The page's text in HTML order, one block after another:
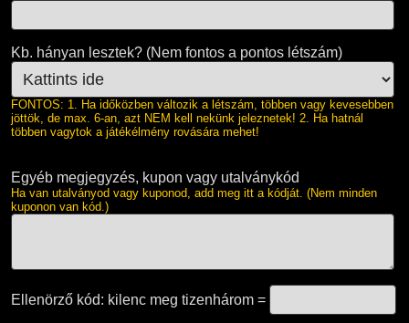
Kb. hányan lesztek? (Nem fontos a pontos létszám)
FONTOS: 1. Ha időközben változik a létszám, többen vagy kevesebben
jöttök, de max. 6-an, azt NEM kell nekünk jeleznetek! 2. Ha hatnál
többen vagytok a játékélmény rovására mehet!
Egyéb megjegyzés, kupon vagy utalványkód
Ha van utalványod vagy kuponod, add meg itt a kódját. (Nem minden
kuponon van kód.)
Ellenörző kód: kilenc meg tizenhárom =